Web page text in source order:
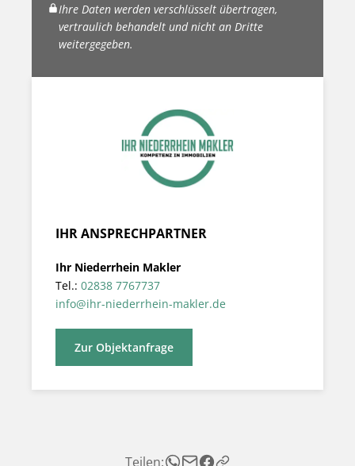
Ihre Daten werden verschlüsselt übertragen,
vertraulich behandelt und nicht an Dritte
weitergegeben.
IHR ANSPRECHPARTNER
Ihr Niederrhein Makler
Tel.: 02838 7767737
info@ihr-niederrhein-makler.de
Zur Objektanfrage
Teilen: